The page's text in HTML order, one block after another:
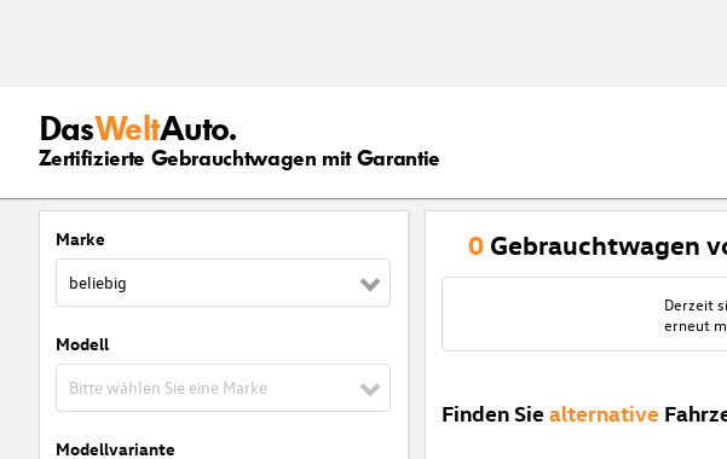
DasWeltAuto.
Zertifizierte Gebrauchtwagen mit Garantie
Marke
beliebig
Modell
Bitte wählen Sie eine Marke
Modellvariante
0 Gebrauchtwagen
Derzeit
erneut
Finden Sie alternative